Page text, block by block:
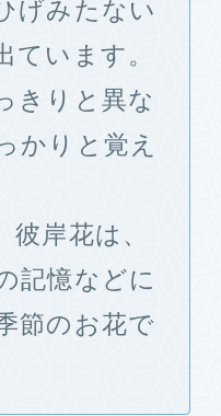
げみたない
ています。
きりと異な
かりと覚え
岸花は、
記憶などに
節のお花で